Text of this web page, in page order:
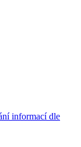
informací dle